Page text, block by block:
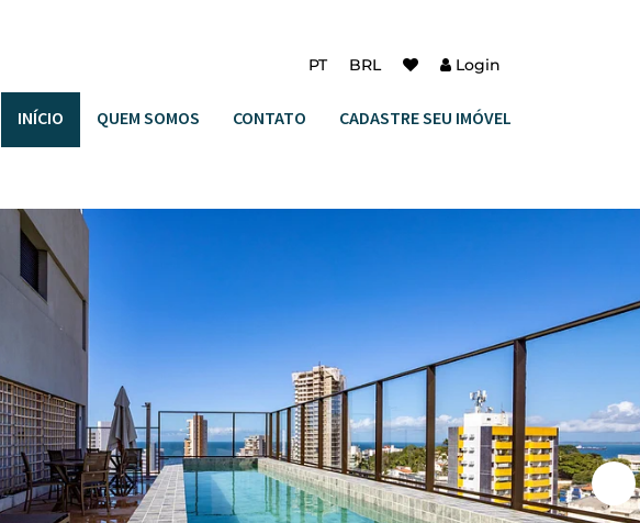
PT BRL Login
INÍCIO QUEM SOMOS CONTATO CADASTRE SEU IMÓVEL